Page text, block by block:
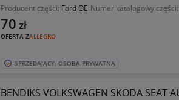
Producent części: Ford OE Numer katalogowy
OFERTA ZALLEGRO
70 zł
SPRZEDAJĄCY: OSOBA PRYWATNA
BENDIKS VOLKSWAGEN SKODA SEAT